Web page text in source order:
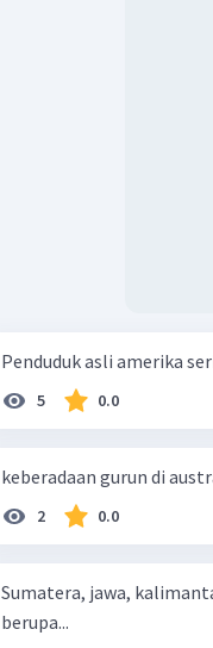
Penduduk asli amerika
5 0.0
keberadaan gurun di
2 0.0
Sumatera, jawa,
berupa...